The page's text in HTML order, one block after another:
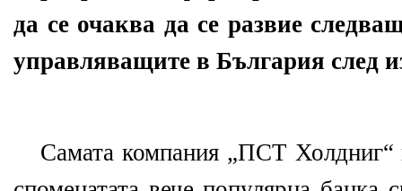
да се очаква да се развие
управляващите в България след
Самата компания „ПСТ Холдниг“